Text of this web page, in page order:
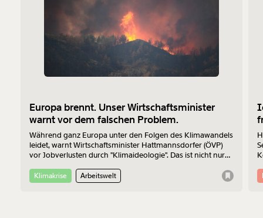
Europa brennt. Unser Wirtschaftsminister
warnt vor dem falschen Problem.
Während ganz Europa unter den Folgen des Klimawandels
leidet, warnt Wirtschaftsminister Hattmannsdorfer (ÖVP)
vor Jobverlusten durch "Klimaideologie". Das ist nicht nur
falsch.
Klimakrise Arbeitswelt